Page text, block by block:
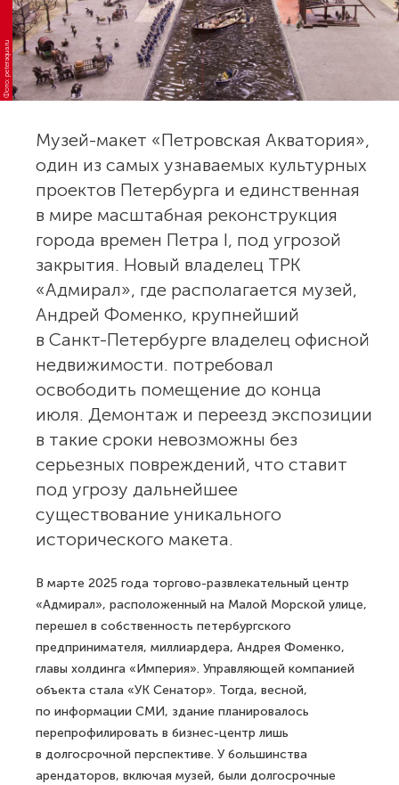
Фото: peteraqua.ru
Музей-макет «Петровская Акватория»,
один из самых узнаваемых культурных
проектов Петербурга и единственная
в мире масштабная реконструкция
города времен Петра I, под угрозой
закрытия. Новый владелец ТРК
«Адмирал», где располагается музей,
Андрей Фоменко, крупнейший
в Санкт-Петербурге владелец офисной
недвижимости. потребовал
освободить помещение до конца
июля. Демонтаж и переезд экспозиции
в такие сроки невозможны без
серьезных повреждений, что ставит
под угрозу дальнейшее
существование уникального
исторического макета.
В марте 2025 года торгово-развлекательный центр
«Адмирал», расположенный на Малой Морской улице,
перешел в собственность петербургского
предпринимателя, миллиардера, Андрея Фоменко,
главы холдинга «Империя». Управляющей компанией
объекта стала «УК Сенатор». Тогда, весной,
по информации СМИ, здание планировалось
перепрофилировать в бизнес-центр лишь
в долгосрочной перспективе. У большинства
арендаторов, включая музей, были долгосрочные